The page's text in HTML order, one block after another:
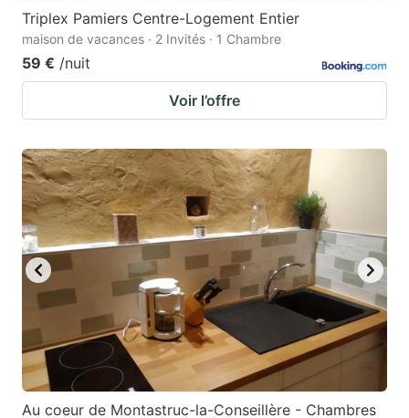
Triplex Pamiers Centre-Logement Entier
maison de vacances · 2 Invités · 1 Chambre
59 € /nuit
Voir l’offre
Au coeur de Montastruc-la-Conseillère - Chambres